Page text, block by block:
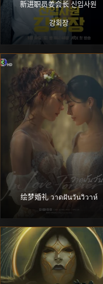
新进职员姜会长 신입사원
강회장
绘梦婚礼 วาดฝันวันวิวาห์